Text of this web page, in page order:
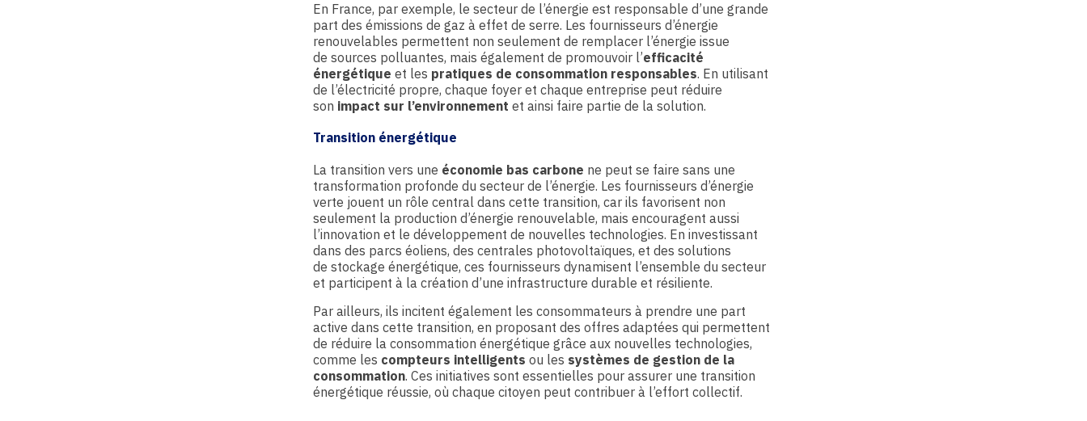
En France, par exemple, le secteur de l’énergie est responsable d’une grande
part des émissions de gaz à effet de serre. Les fournisseurs d’énergie
renouvelables permettent non seulement de remplacer l’énergie issue
de sources polluantes, mais également de promouvoir l’efficacité
énergétique et les pratiques de consommation responsables. En utilisant
de l’électricité propre, chaque foyer et chaque entreprise peut réduire
son impact sur l’environnement et ainsi faire partie de la solution.
Transition énergétique
La transition vers une économie bas carbone ne peut se faire sans une
transformation profonde du secteur de l’énergie. Les fournisseurs d’énergie
verte jouent un rôle central dans cette transition, car ils favorisent non
seulement la production d’énergie renouvelable, mais encouragent aussi
l’innovation et le développement de nouvelles technologies. En investissant
dans des parcs éoliens, des centrales photovoltaïques, et des solutions
de stockage énergétique, ces fournisseurs dynamisent l’ensemble du secteur
et participent à la création d’une infrastructure durable et résiliente.
Par ailleurs, ils incitent également les consommateurs à prendre une part
active dans cette transition, en proposant des offres adaptées qui permettent
de réduire la consommation énergétique grâce aux nouvelles technologies,
comme les compteurs intelligents ou les systèmes de gestion de la
consommation. Ces initiatives sont essentielles pour assurer une transition
énergétique réussie, où chaque citoyen peut contribuer à l’effort collectif.